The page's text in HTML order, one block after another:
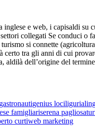
inglese e web, i capisaldi su
collegati Se conduci o
turismo si connette
certo tra gli anni di cui
aldilà dell’origine del
gastronautigenius lociliguria
famigliariserena pagliosa
curtiweb marketing